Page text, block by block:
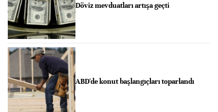
Döviz mevduatları artışa geçti
ABD'de konut başlangıçları toparlandı